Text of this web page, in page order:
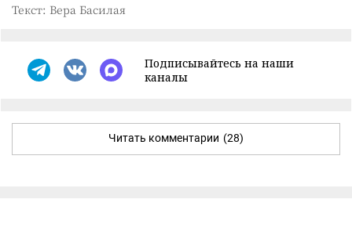
Текст: Вера Басилая
Подписывайтесь на наши
каналы
Читать комментарии (28)